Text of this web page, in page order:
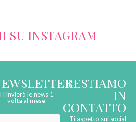
SU INSTAGRAM
Ti invierò le news 1
volta al mese
RESTIAMO
IN
CONTATTO
Ti aspetto sui social